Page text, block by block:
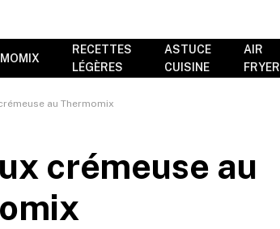
RECETTES
LÉGÈRES
ASTUCE
CUISINE
AIR
FRYER
au Thermomix
crémeuse au